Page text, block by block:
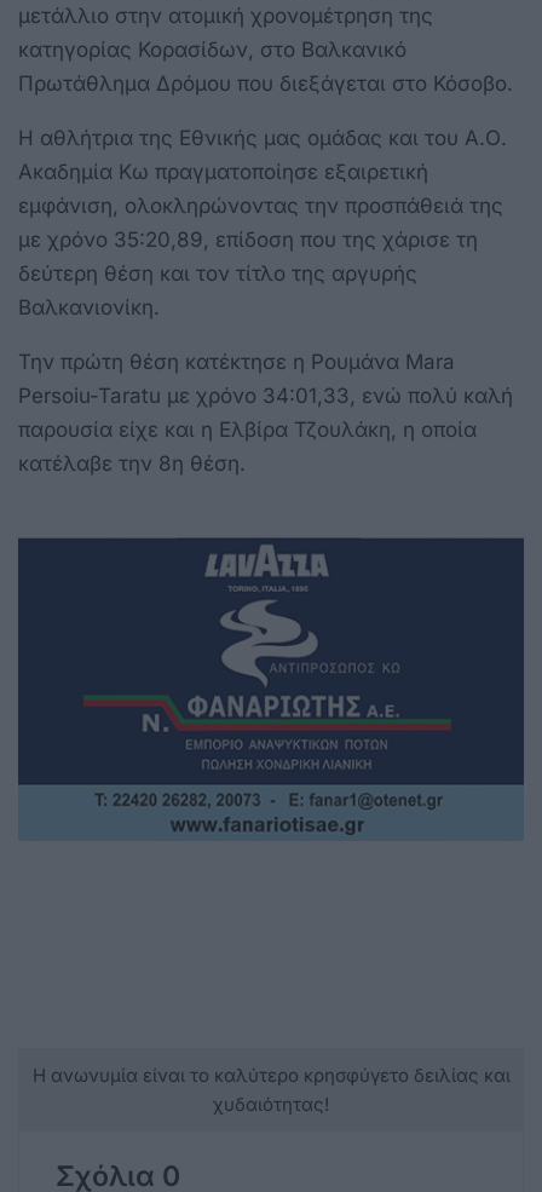
μετάλλιο στην ατομική χρονομέτρηση της
κατηγορίας Κορασίδων, στο Βαλκανικό
Πρωτάθλημα Δρόμου που διεξάγεται στο Κόσοβο.
Η αθλήτρια της Εθνικής μας ομάδας και του Α.Ο.
Ακαδημία Κω πραγματοποίησε εξαιρετική
εμφάνιση, ολοκληρώνοντας την προσπάθειά της
με χρόνο 35:20,89, επίδοση που της χάρισε τη
δεύτερη θέση και τον τίτλο της αργυρής
Βαλκανιονίκη.
Την πρώτη θέση κατέκτησε η Ρουμάνα Mara
Persoiu-Taratu με χρόνο 34:01,33, ενώ πολύ καλή
παρουσία είχε και η Ελβίρα Τζουλάκη, η οποία
κατέλαβε την 8η θέση.
Η ανωνυμία είναι το καλύτερο κρησφύγετο δειλίας και
χυδαιότητας!
Σχόλια 0